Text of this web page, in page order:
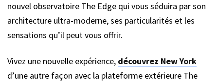
nouvel observatoire The Edge qui vous séduira par son
architecture ultra-moderne, ses particularités et les
sensations qu’il peut vous offrir.
Vivez une nouvelle expérience, découvrez New York
d’une autre façon avec la plateforme extérieure The